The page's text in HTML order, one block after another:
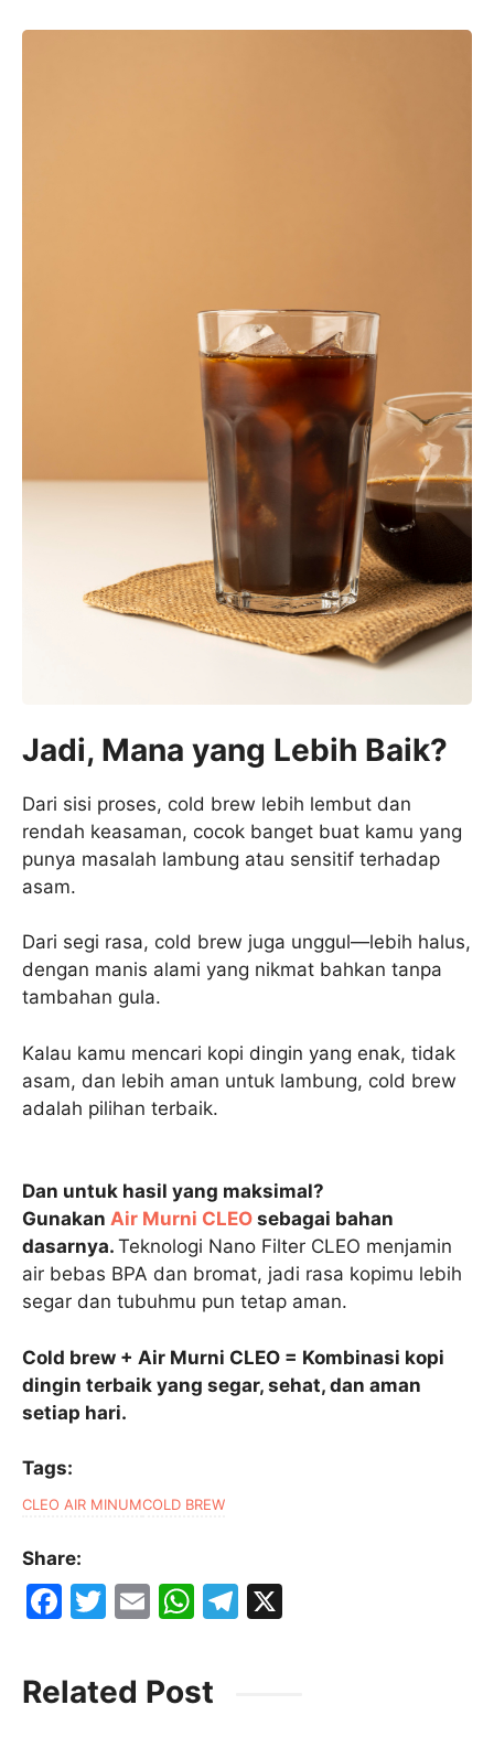
Jadi, Mana yang Lebih Baik?
Dari sisi proses, cold brew lebih lembut dan
rendah keasaman, cocok banget buat kamu yang
punya masalah lambung atau sensitif terhadap
asam.
Dari segi rasa, cold brew juga unggul—lebih halus,
dengan manis alami yang nikmat bahkan tanpa
tambahan gula.
Kalau kamu mencari kopi dingin yang enak, tidak
asam, dan lebih aman untuk lambung, cold brew
adalah pilihan terbaik.
Dan untuk hasil yang maksimal?
Gunakan Air Murni CLEO sebagai bahan
dasarnya. Teknologi Nano Filter CLEO menjamin
air bebas BPA dan bromat, jadi rasa kopimu lebih
segar dan tubuhmu pun tetap aman.
Cold brew + Air Murni CLEO = Kombinasi kopi
dingin terbaik yang segar, sehat, dan aman
setiap hari.
Tags:
CLEO AIR MINUMCOLD BREW
Share:
F
c
e
T
itt
er
E
ai
l
W
at
s
T
Related Post